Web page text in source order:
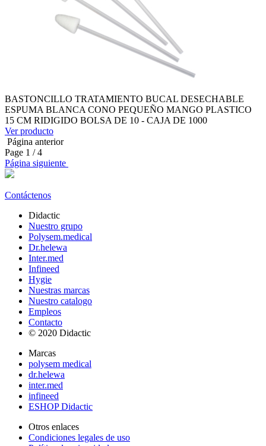
BASTONCILLO TRATAMIENTO BUCAL DESECHABLE
ESPUMA BLANCA CONO PEQUEÑO MANGO PLASTICO
15 CM RIDIGIDO BOLSA DE 10 - CAJA DE 1000
Ver producto
Página anterior
Page 1 / 4
Página siguiente
Contáctenos
Didactic
Nuestro grupo
Polysem.medical
Dr.helewa
Inter.med
Infineed
Hygie
Nuestras marcas
Nuestro catalogo
Empleos
Contacto
© 2020 Didactic
Marcas
polysem medical
dr.helewa
inter.med
infineed
ESHOP Didactic
Otros enlaces
Condiciones legales de uso